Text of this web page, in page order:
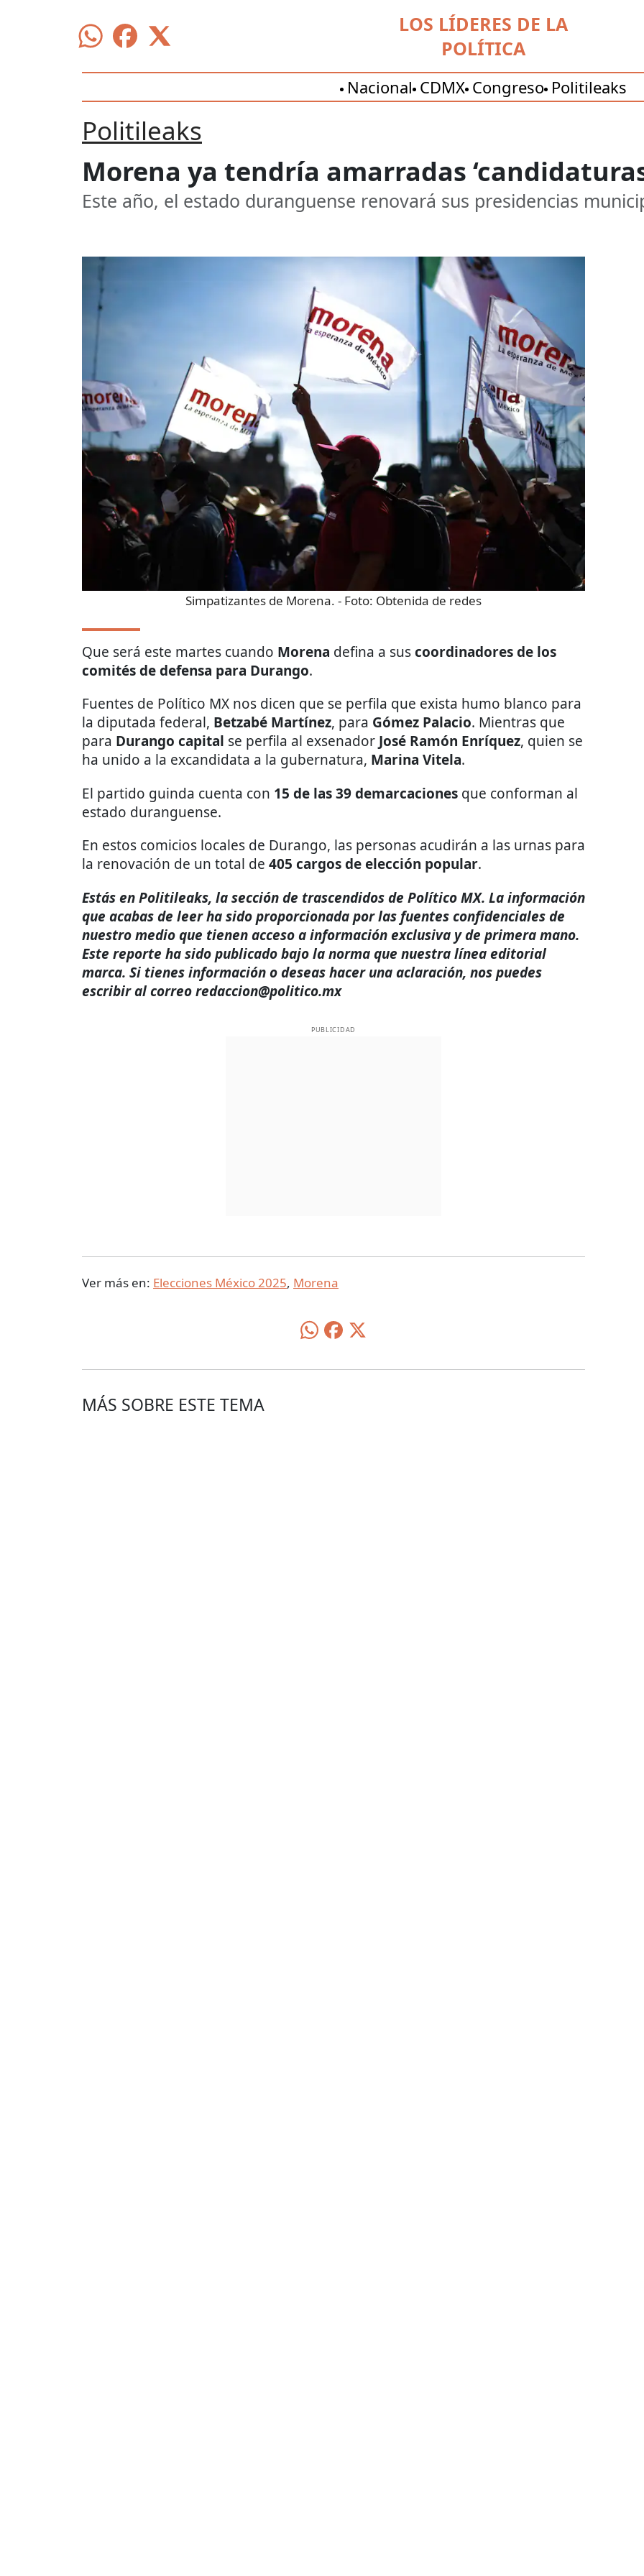
LOS LÍDERES DE LA
POLÍTICA
Nacional CDMX Congreso Politileaks
Politileaks
Morena ya tendría amarradas
Este año, el estado duranguense renovará sus presidencias
Simpatizantes de Morena. - Foto: Obtenida de redes
Que será este martes cuando Morena defina a suscoordinadores de los
comités de defensa para Durango.
Fuentes de Político MX nos dicen que se perfila que exista humo blanco para
la diputada federal, Betzabé Martínez, para Gómez Palacio. Mientras que
para Durango capital se perfila al exsenador José Ramón Enríquez, quien se
ha unido a la excandidata a la gubernatura, Marina Vitela.
El partido guinda cuenta con 15 de las 39 demarcaciones que conforman al
estado duranguense.
En estos comicios locales de Durango, las personas acudirán a las urnas para
la renovación de un total de 405 cargos de elección popular.
Estás en Politileaks, la sección de trascendidos de Político MX. La información
que acabas de leer ha sido proporcionada por las fuentes confidenciales de
nuestro medio que tienen acceso a información exclusiva y de primera mano.
Este reporte ha sido publicado bajo la norma que nuestra línea editorial
marca. Si tienes información o deseas hacer una aclaración, nos puedes
escribir al correo redaccion@politico.mx
PUBLICIDAD
Ver más en: Elecciones México 2025, Morena
MÁS SOBRE ESTE TEMA